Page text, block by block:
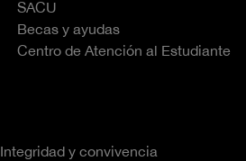
SACU
Becas y ayudas
Centro de Atención al Estudiante
Integridad y convivencia